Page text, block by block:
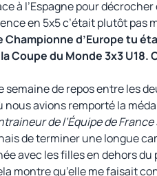
à l’Espagne pour
en 5x5 c’était plutôt pas
d’Europe tu
Coupe du Monde 3x3 U18.
semaine de repos entre les
nous avions remporté la
de l’Équipe de France
de terminer une longue
avec les filles en dehors du
montre qu’elle me faisait